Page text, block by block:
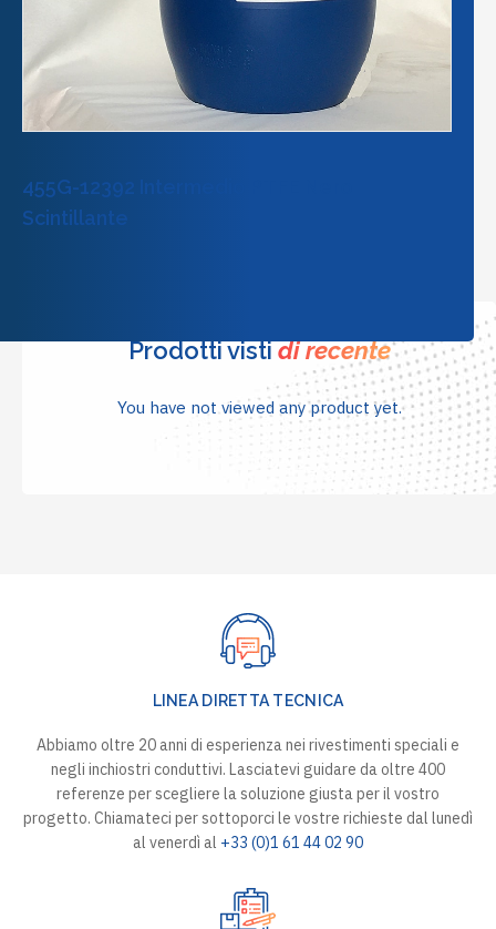
455G-12392 Intermedio PTFE Nero
Scintillante
Prodotti vistidi recente
You have not viewed any product yet.
LINEA DIRETTA TECNICA
Abbiamo oltre 20 anni di esperienza nei rivestimenti speciali e
negli inchiostri conduttivi. Lasciatevi guidare da oltre 400
referenze per scegliere la soluzione giusta per il vostro
progetto. Chiamateci per sottoporci le vostre richieste dal lunedì
al venerdì al +33 (0)1 61 44 02 90